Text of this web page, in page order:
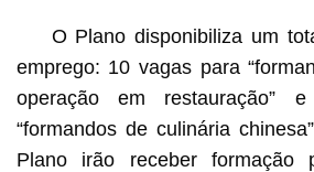
O Plano disponibiliza um
emprego: 10 vagas para
operação em restauração”
“formandos de culinária
Plano irão receber formação